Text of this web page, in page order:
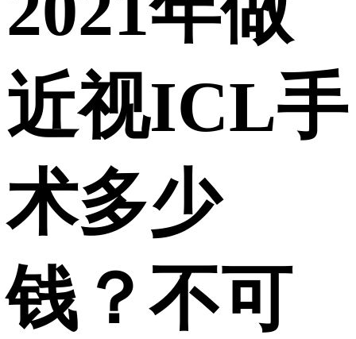
近视ICL手
术多少
钱？不可